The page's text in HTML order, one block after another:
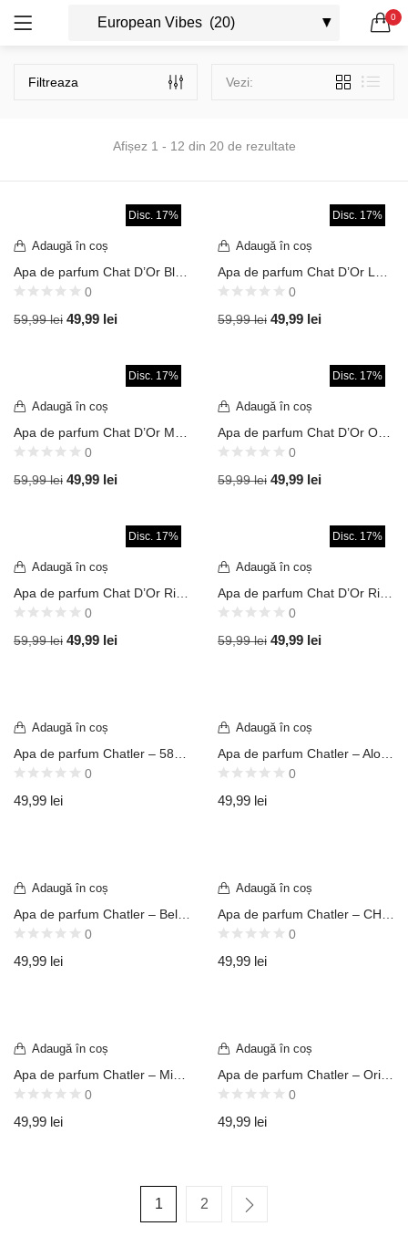
0
Ține-mă minte
54 produse 127 produse
CAUTA IN:
Afișez 1 - 12 din 20 de rezultate
Filtreaza Vezi:
Disc. 17%
Adaugă în coș
0
59,99lei 49,99 lei
Disc. 17%
Adaugă în coș
0
59,99lei 49,99 lei
Disc. 17%
Adaugă în coș
0
59,99lei 49,99 lei
Disc. 17%
Adaugă în coș
0
59,99lei 49,99 lei
Disc. 17%
Adaugă în coș
0
59,99lei 49,99 lei
Disc. 17%
Adaugă în coș
0
59,99lei 49,99 lei
Adaugă în coș
0
49,99 lei
Adaugă în coș
0
49,99 lei
Adaugă în coș
0
49,99 lei
Adaugă în coș
0
49,99 lei
Adaugă în coș
0
49,99 lei
Adaugă în coș
0
49,99 lei
1 2